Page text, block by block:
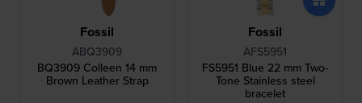
Fossil
ABQ3909
BQ3909 Colleen 14 mm
Brown Leather Strap
Fossil
AFS5951
FS5951 Blue 22 mm Two-
Tone Stainless steel
bracelet